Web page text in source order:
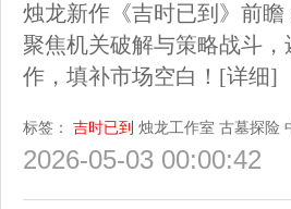
烛龙新作《吉时已到》前
聚焦机关破解与策略战斗
作，填补市场空白！ [详细]
标签： 吉时已到 烛龙工作室 古墓探险
2026-05-03 00:00:42